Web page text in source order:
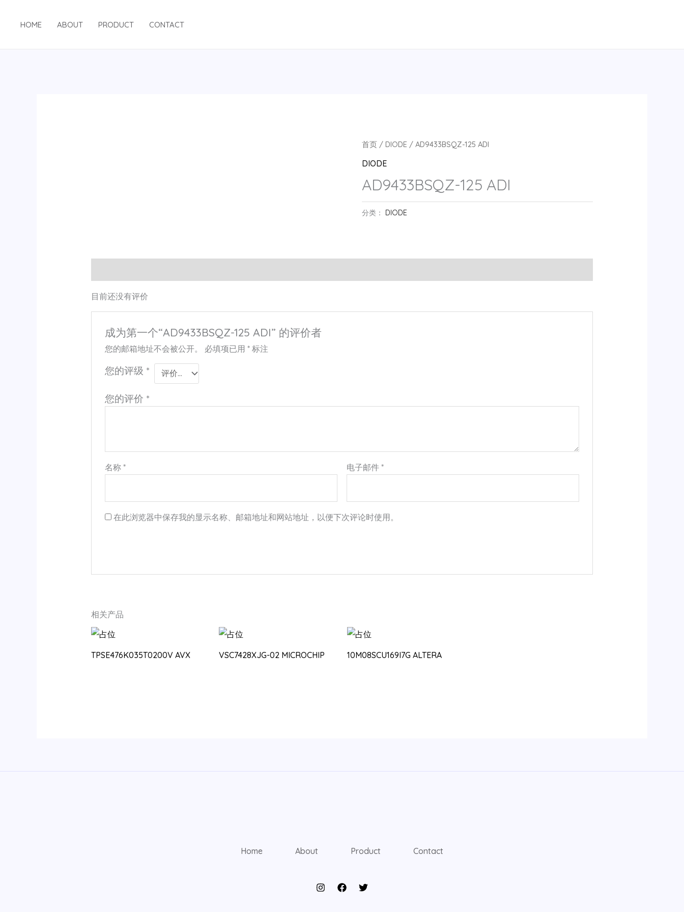
HOME ABOUT PRODUCT CONTACT
首页 /DIODE / AD9433BSQZ-125 ADI
DIODE
AD9433BSQZ-125 ADI
分类： DIODE
目前还没有评价
成为第一个“AD9433BSQZ-125 ADI” 的评价者
您的邮箱地址不会被公开。 必填项已用* 标注
您的评级 *
您的评价 *
名称* 电子邮件*
在此浏览器中保存我的显示名称、邮箱地址和网站地址，以便下次评论时使用。
相关产品
TPSE476K035T0200V AVX VSC7428XJG-02 MICROCHIP 10M08SCU169I7G ALTERA
Home About Product Contact